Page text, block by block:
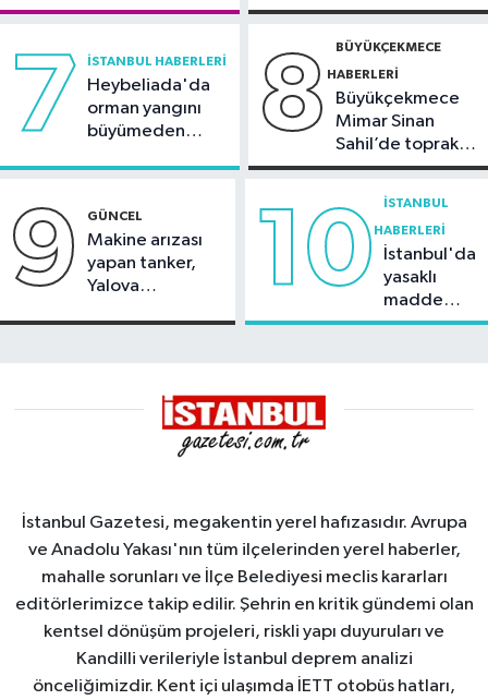
7 İSTANBUL HABERLERI
Heybeliada'da
orman yangını
büyümeden
8 BÜYÜKÇEKMECE
HABERLERI
Büyükçekmece
Mimar Sinan
Sahil’de toprak
kayması
9 GÜNCEL
Makine arızası
yapan tanker,
Yalova
10 İSTANBUL
HABERLERI
İstanbul'da
yasaklı
madde
operasyonu
İstanbul Gazetesi, megakentin yerel hafızasıdır. Avrupa
ve Anadolu Yakası'nın tüm ilçelerinden yerel haberler,
mahalle sorunları ve İlçe Belediyesi meclis kararları
editörlerimizce takip edilir. Şehrin en kritik gündemi olan
kentsel dönüşüm projeleri, riskli yapı duyuruları ve
Kandilli verileriyle İstanbul deprem analizi
önceliğimizdir. Kent içi ulaşımda İETT otobüs hatları,